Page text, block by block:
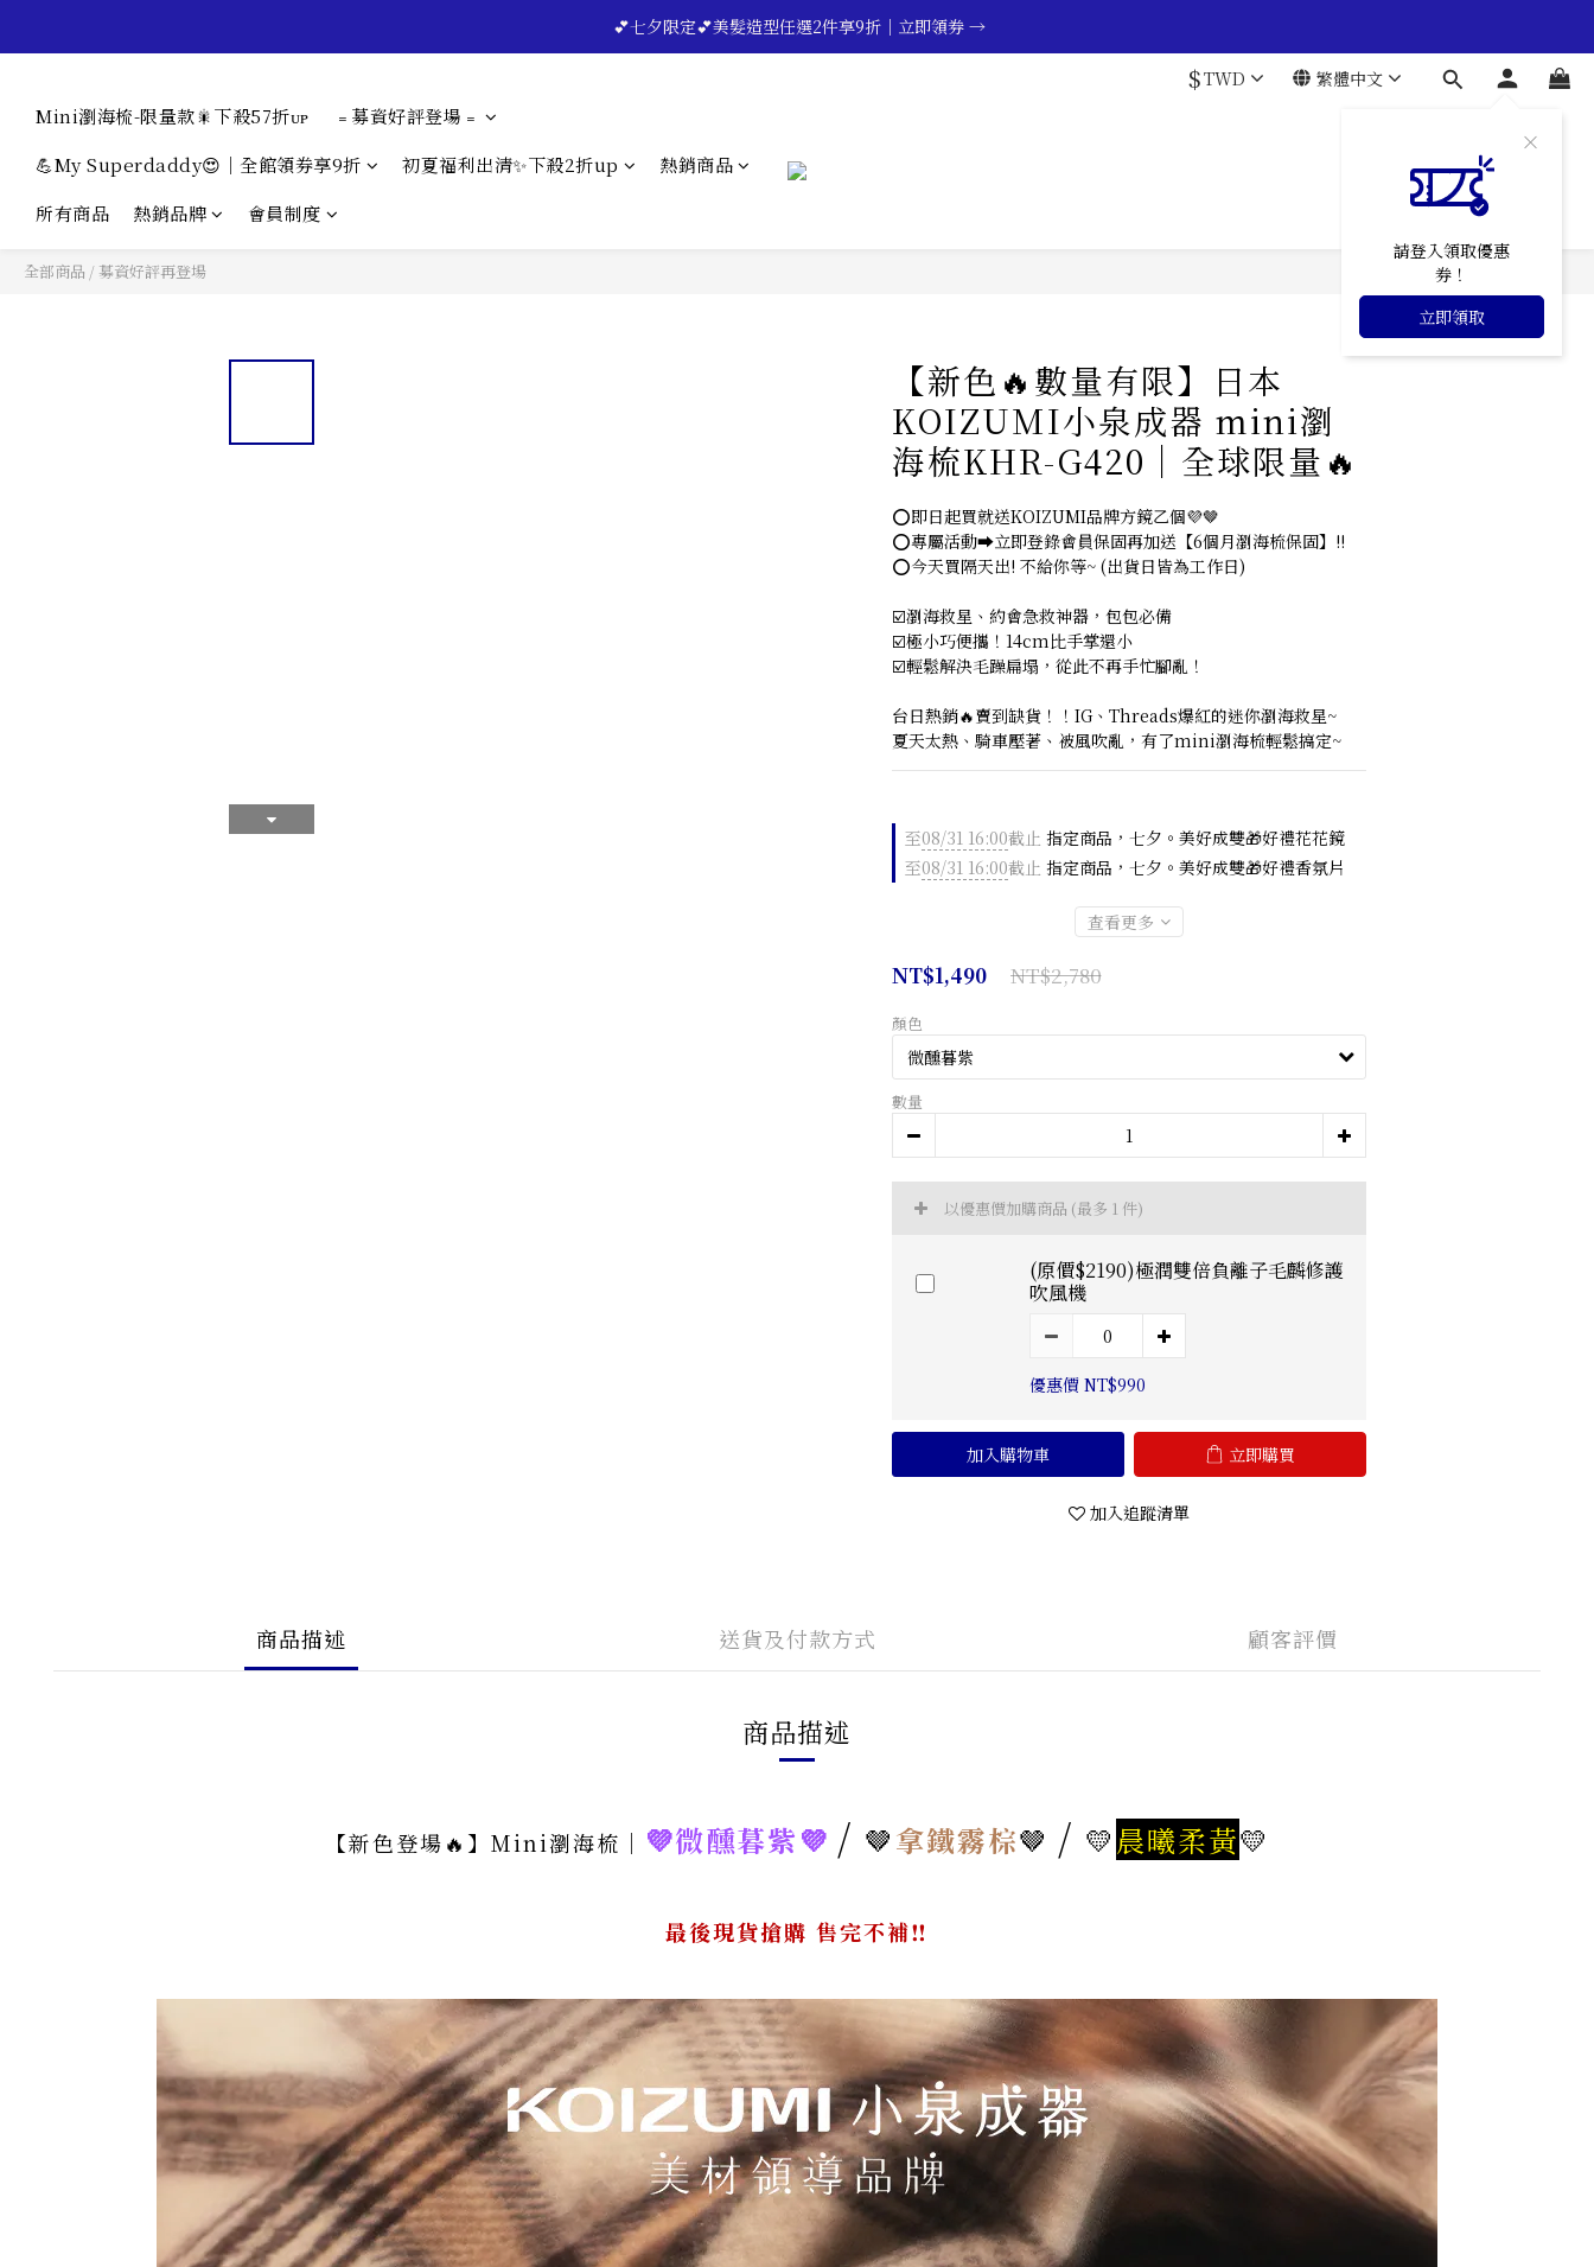
🔥💪My Superdad😍｜全館領券享9折｜立即領券 →
💕七夕限定💕美髮造型任選2件享9折｜立即領券 →
$TWD 繁體中文
請登入領取優惠
券！
立即領取
Mini瀏海梳-限量款🎇下殺57折ᴜᴘ
﹦募資好評登場﹦
💪My Superdaddy😍｜全館領券享9折
初夏福利出清✨下殺2折up
熱銷商品
所有商品
熱銷品牌 會員制度
全部商品 / 募資好評再登場
【新色🔥數量有限】日本
KOIZUMI小泉成器 mini瀏
海梳KHR-G420｜全球限量🔥
⭕即日起買就送KOIZUMI品牌方鏡乙個💜🤎
⭕專屬活動➡立即登錄會員保固再加送【6個月瀏海梳保固】!!
⭕今天買隔天出! 不給你等~ (出貨日皆為工作日)
☑️瀏海救星、約會急救神器，包包必備
☑️極小巧便攜！14cm比手掌還小
☑️輕鬆解決毛躁扁塌，從此不再手忙腳亂！
台日熱銷🔥賣到缺貨！！IG、Threads爆紅的迷你瀏海救星~
夏天太熱、騎車壓著、被風吹亂，有了mini瀏海梳輕鬆搞定~
至08/31 16:00截止 指定商品，七夕。美好成雙🎁好禮花花鏡
至08/31 16:00截止 指定商品，七夕。美好成雙🎁好禮香氛片
查看更多
NT$2,780
NT$1,490
顏色
數量
以優惠價加購商品 (最多 1 件)
(原價$2190)極潤雙倍負離子毛麟修護
吹風機
優惠價 NT$990
加入購物車 立即購買
加入追蹤清單
商品描述 送貨及付款方式 顧客評價
商品描述
【新色登場🔥】Mini瀏海梳｜ 💜微醺暮紫💜 / 🤎拿鐵霧棕🤎 / 💛 晨曦柔黃💛
最後現貨搶購 售完不補‼
立即購買